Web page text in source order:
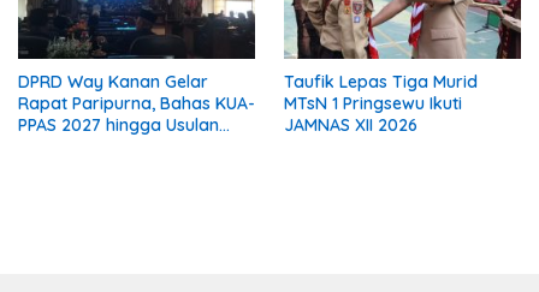
DPRD Way Kanan Gelar
Rapat Paripurna, Bahas KUA-
PPAS 2027 hingga Usulan
Taufik Lepas Tiga Murid
MTsN 1 Pringsewu Ikuti
JAMNAS XII 2026